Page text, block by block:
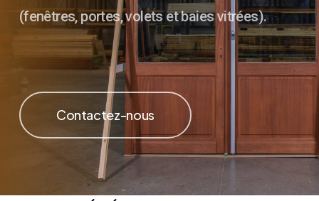
(fenêtres, portes, volets et baies vitrées).
Contactez-nous